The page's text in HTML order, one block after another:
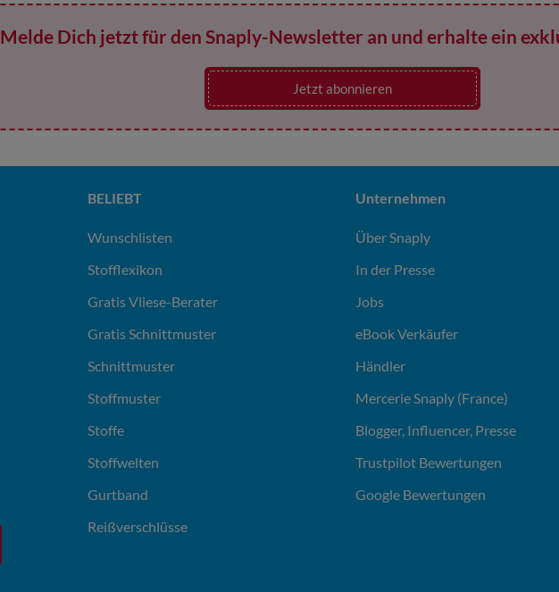
Melde Dich jetzt für den Snaply-Newsletter an und erhalte ein
Jetzt abonnieren
BELIEBT
Wunschlisten
Stofflexikon
Gratis Vliese-Berater
Gratis Schnittmuster
Schnittmuster
Stoffmuster
Stoffe
Stoffwelten
Gurtband
Reißverschlüsse
Unternehmen
Über Snaply
In der Presse
Jobs
eBook Verkäufer
Händler
Mercerie Snaply (France)
Blogger, Influencer, Presse
Trustpilot Bewertungen
Google Bewertungen